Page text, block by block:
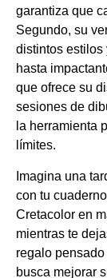
garantiza que
Segundo, su
distintos estilos
hasta
que ofrece su
sesiones de
la herramienta
límites.
Imagina una
con tu
Cretacolor en
mientras te
regalo
busca mejorar